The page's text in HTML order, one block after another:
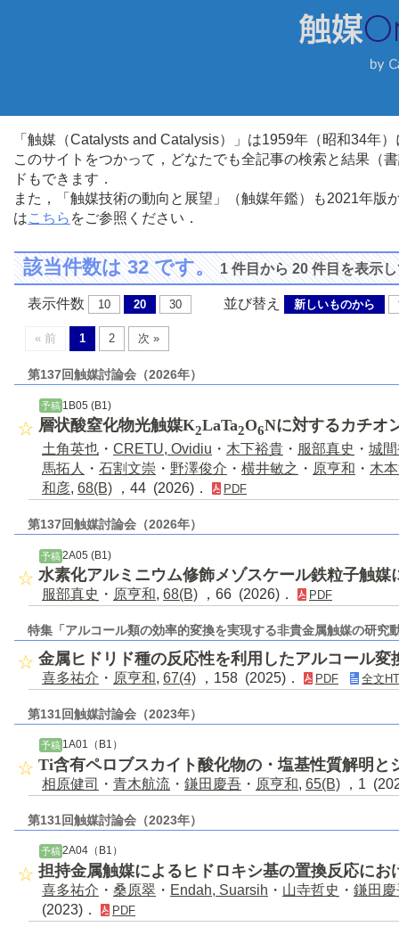
「触媒（Catalysts and Catalysis）」は1959年（昭和34年
このサイトをつかって，どなたでも全記事の検索と結果（
ドもできます．
また，「触媒技術の動向と展望」（触媒年鑑）も2021年
はこちら をご参照ください．
該当件数は 32 です。1 件目から 20 件目を表示
表示件数 10 20 30 並び替え 新しいものから
« 前 1 2 次 »
第137回触媒討論会（2026年）
予稿 1B05 (B1)
層状酸窒化物光触媒K2LaTa2O6Nに対するカチオ
土角英也 ・ CRETU, Ovidiu ・ 木下裕貴 ・ 服部真史 ・ 城
馬拓人 ・ 石割文崇 ・ 野澤俊介 ・ 横井敏之 ・ 原亨和 ・ 木
和彦, 68(B) ，44 (2026)． PDF
第137回触媒討論会（2026年）
予稿 2A05 (B1)
水素化アルミニウム修飾メゾスケール鉄粒子触媒
服部真史 ・ 原亨和, 68(B) ，66 (2026)． PDF
特集「アルコール類の効率的変換を実現する非貴金属触媒の研究
金属ヒドリド種の反応性を利用したアルコール変
喜多祐介 ・ 原亨和, 67(4) ，158 (2025)． PDF 全文
第131回触媒討論会（2023年）
予稿 1A01（B1）
Ti含有ペロブスカイト酸化物の・塩基性質解明と
相原健司 ・ 青木航流 ・ 鎌田慶吾 ・ 原亨和, 65(B) ，1
第131回触媒討論会（2023年）
予稿 2A04（B1）
担持金属触媒によるヒドロキシ基の置換反応にお
喜多祐介 ・ 桑原翠 ・ Endah, Suarsih ・ 山寺哲史 ・ 鎌田慶
(2023)．
PDF